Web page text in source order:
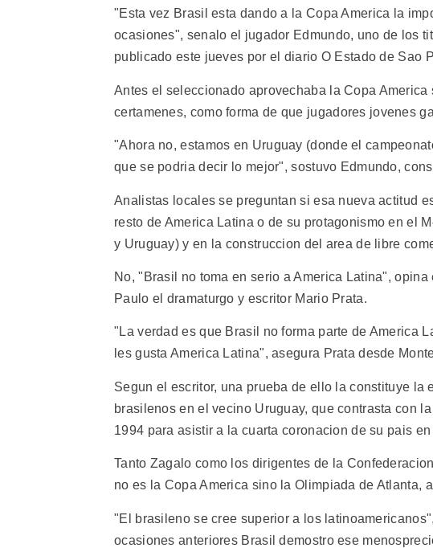
"Esta vez Brasil esta dando a la Copa America la
ocasiones", senalo el jugador Edmundo, uno de los
publicado este jueves por el diario O Estado de Sao
Antes el seleccionado aprovechaba la Copa
certamenes, como forma de que jugadores jovenes
"Ahora no, estamos en Uruguay (donde el
que se podria decir lo mejor", sostuvo Edmundo,
Analistas locales se preguntan si esa nueva actitud
resto de America Latina o de su protagonismo en el
y Uruguay) y en la construccion del area de libre
No, "Brasil no toma en serio a America Latina",
Paulo el dramaturgo y escritor Mario Prata.
"La verdad es que Brasil no forma parte de America
les gusta America Latina", asegura Prata desde
Segun el escritor, una prueba de ello la constituye
brasilenos en el vecino Uruguay, que contrasta con
1994 para asistir a la cuarta coronacion de su pais
Tanto Zagalo como los dirigentes de la
no es la Copa America sino la Olimpiada de Atlanta,
"El brasileno se cree superior a los
ocasiones anteriores Brasil demostro ese